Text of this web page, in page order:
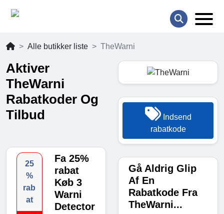
Alle butikker liste TheWarni
Aktiver
TheWarni
Rabatkoder Og
Tilbud
25
%
rab
at
Fa 25%
rabat
Køb 3
Warni
Detector
Indsend
rabatkode
Gå Aldrig Glip
Af En
Rabatkode Fra
TheWarni...